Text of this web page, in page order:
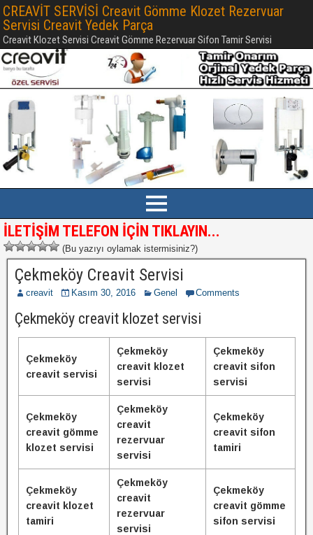
CREAVİT SERVİSİ Creavit Gömme Klozet Rezervuar
Servisi Creavit Yedek Parça
Creavit Klozet Servisi Creavit Gömme Rezervuar Sifon Tamir Servisi
İLETİŞİM TELEFON İÇİN TIKLAYIN...
(Bu yazıyı oylamak istermisiniz?)
Çekmeköy Creavit Servisi
creavit Kasım 30, 2016 Genel Comments
Çekmeköy creavit klozet servisi
Çekmeköy
creavit servisi
Çekmeköy
creavit klozet
servisi
Çekmeköy
creavit sifon
servisi
Çekmeköy
creavit gömme
klozet servisi
Çekmeköy
creavit
rezervuar
servisi
Çekmeköy
creavit sifon
tamiri
Çekmeköy
creavit klozet
tamiri
Çekmeköy
creavit
rezervuar
servisi
Çekmeköy
creavit gömme
sifon servisi